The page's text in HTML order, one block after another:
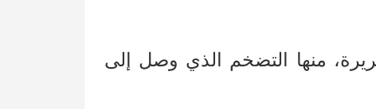
منها التضخم الذي وصل إلى